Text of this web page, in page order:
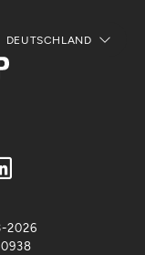
DEUTSCHLAND
2026